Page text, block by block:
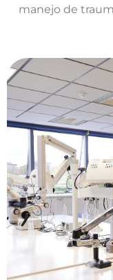
manejo de